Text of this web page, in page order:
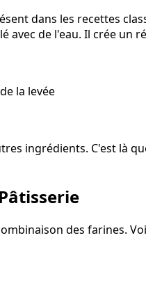
dans les recettes
avec de l'eau. Il crée un
la levée
ingrédients. C'est là
des farines.